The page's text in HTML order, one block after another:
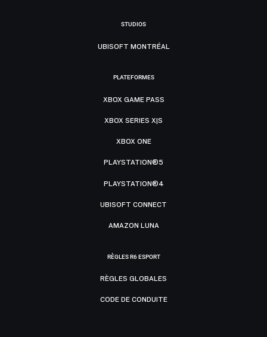
STUDIOS
UBISOFT MONTRÉAL
PLATEFORMES
XBOX GAME PASS
XBOX SERIES X|S
XBOX ONE
PLAYSTATION®5
PLAYSTATION®4
UBISOFT CONNECT
AMAZON LUNA
RÈGLES R6 ESPORT
RÈGLES GLOBALES
CODE DE CONDUITE